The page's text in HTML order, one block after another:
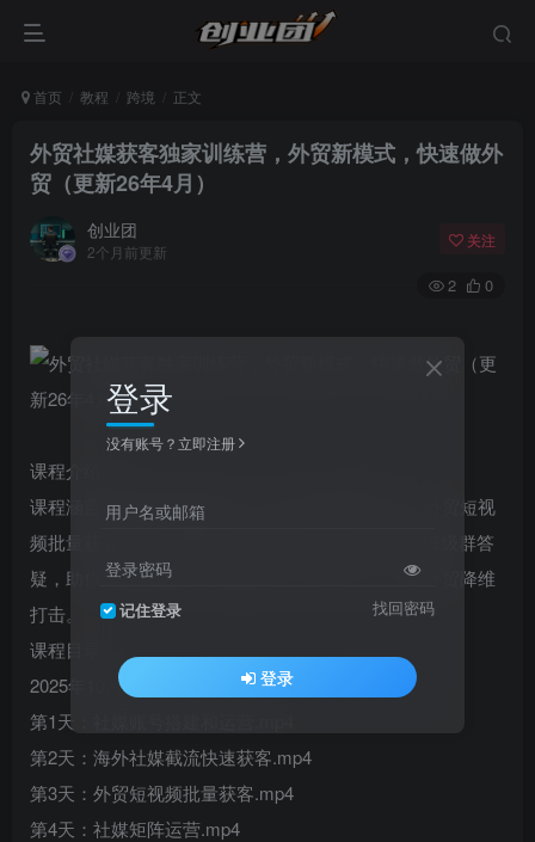
首页 教程 跨境 正文
外贸社媒获客独家训练营，外贸新模式，快速做外
贸（更新26年4月）
创业团
2个月前更新
关注
2 0
课程介绍：
课程涵盖社媒账号搭建运营、海外社媒截流获客、外贸短视
频批量获客、AI社媒矩阵自动化运营等内容，提供班级群答
疑，助你凭借独家方法火速获客、提升成交，实现外贸降维
打击。
课程目录：
2025年10月
第1天：社媒账号搭建和运营.mp4
第2天：海外社媒截流快速获客.mp4
第3天：外贸短视频批量获客.mp4
第4天：社媒矩阵运营.mp4
登录
没有账号？立即注册
用户名或邮箱
登录密码
记住登录 找回密码
登录